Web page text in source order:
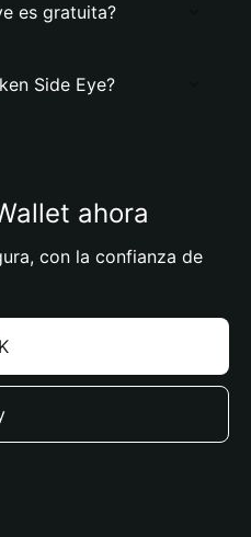
es gratuita?
Side Eye?
ahora
con la confianza de